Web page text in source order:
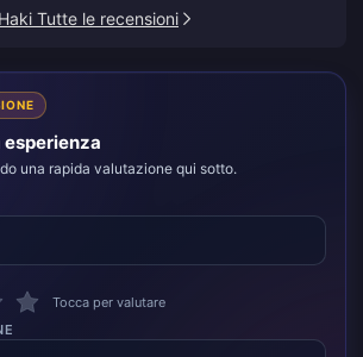
ho acquistato un piccolo importo. È
Haki Tutte le recensioni
una rapida valutazione qui sotto.
Tocca per valutare